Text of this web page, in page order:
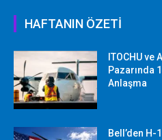
HAFTANIN ÖZETİ
ITOCHU ve
Pazarında
Anlaşma
Bell’den